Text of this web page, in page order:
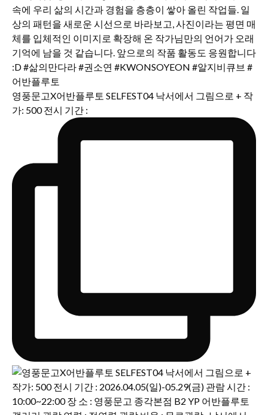
영풍문고X어반플루토 SELFEST04 낙서에서 그림으로 + 작
가: 500 전시 기간 :